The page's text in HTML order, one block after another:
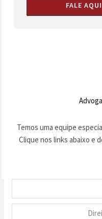
FALE
Temos uma equipe
Clique nos links abaixo e